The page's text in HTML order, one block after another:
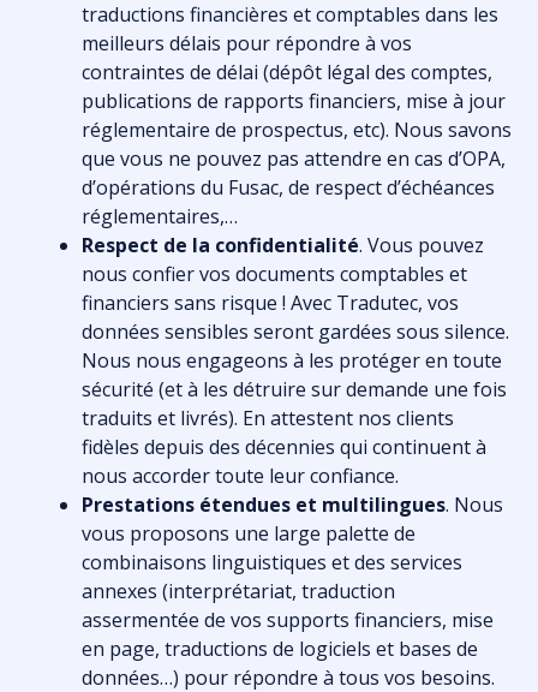
traductions financières et comptables dans les
meilleurs délais pour répondre à vos
contraintes de délai (dépôt légal des comptes,
publications de rapports financiers, mise à jour
réglementaire de prospectus, etc). Nous savons
que vous ne pouvez pas attendre en cas d’OPA,
d’opérations du Fusac, de respect d’échéances
réglementaires,…
Respect de la confidentialité. Vous pouvez
nous confier vos documents comptables et
financiers sans risque ! Avec Tradutec, vos
données sensibles seront gardées sous silence.
Nous nous engageons à les protéger en toute
sécurité (et à les détruire sur demande une fois
traduits et livrés). En attestent nos clients
fidèles depuis des décennies qui continuent à
nous accorder toute leur confiance.
Prestations étendues et multilingues. Nous
vous proposons une large palette de
combinaisons linguistiques et des services
annexes (interprétariat, traduction
assermentée de vos supports financiers, mise
en page, traductions de logiciels et bases de
données…) pour répondre à tous vos besoins.